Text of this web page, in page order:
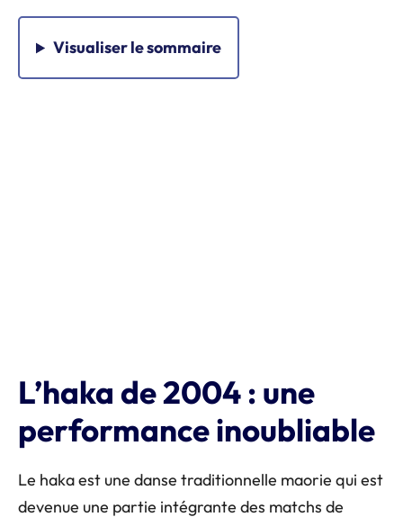
Visualiserle sommaire
L’haka de 2004 : une
performance inoubliable
Le haka est une danse traditionnelle maorie qui est
devenue une partie intégrante des matchs de